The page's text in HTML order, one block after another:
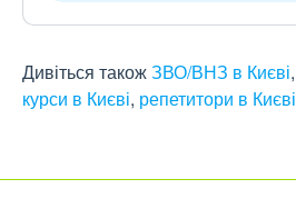
Дивіться такожЗВО/ВНЗ в Києві,
курси в Києві, репетитори в Києві